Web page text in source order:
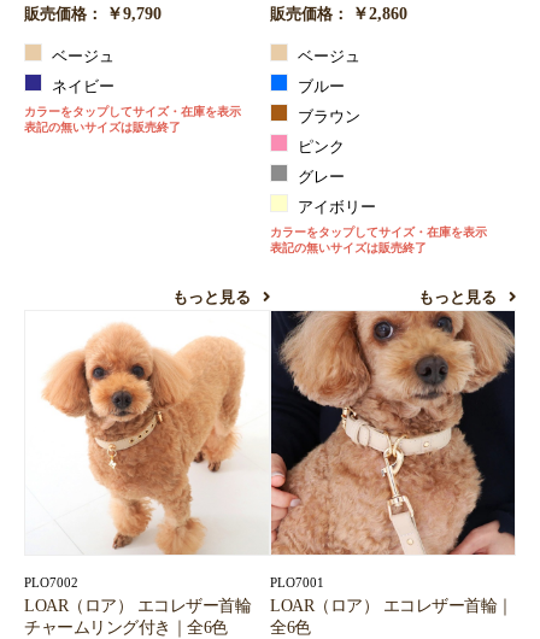
販売価格： ￥9,790
ベージュ
ネイビー
カラーをタップしてサイズ・在庫を表示
表記の無いサイズは販売終了
もっと見る
販売価格： ￥2,860
ベージュ
ブルー
ブラウン
ピンク
グレー
アイボリー
カラーをタップしてサイズ・在庫を表示
表記の無いサイズは販売終了
もっと見る
PLO7002
LOAR（ロア） エコレザー首輪
チャームリング付き｜全6色
PLO7001
LOAR（ロア） エコレザー首輪｜
全6色